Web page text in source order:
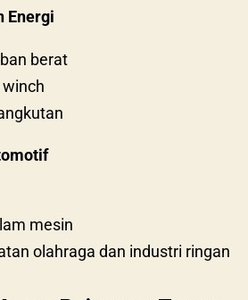
Energi
berat
mesin
olahraga dan industri ringan